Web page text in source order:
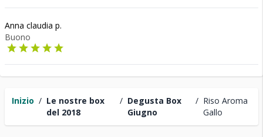
Inizio / Le nostre box
del 2018
/ Degusta Box
Giugno
/ Riso Aroma
Gallo
Anna claudia p.
Buono